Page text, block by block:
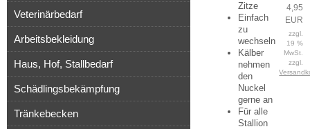
Zitze
Einfach
zu
wechseln
Kälber
nehmen
den
Nuckel
gerne an
Für alle
Stallion
4,95
EUR
zzgl.
19 %
MwSt.
zzgl.
Veterinärbedarf
Arbeitsbekleidung
Haus, Hof, Stallbedarf
Schädlingsbekämpfung
Tränkebecken